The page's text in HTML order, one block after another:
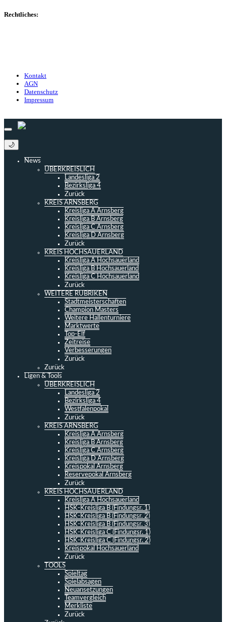
Rechtliches:
Kontakt
AGN
Datenschutz
Impressum
🌙
News
ÜBERKREISLICH
Landesliga 2
Bezirksliga 4
Zurück
KREIS ARNSBERG
Kreisliga A Arnsberg
Kreisliga B Arnsberg
Kreisliga C Arnsberg
Kreisliga D Arnsberg
Zurück
KREIS HOCHSAUERLAND
Kreisliga A Hochsauerland
Kreisliga B Hochsauerland
Kreisliga C Hochsauerland
Zurück
WEITERE RUBRIKEN
Stadtmeisterschaften
Champion Masters
Weitere Hallenturniere
Marktwerte
Top-Elf
Zeitreise
Verbesserungen
Zurück
Zurück
Ligen & Tools
ÜBERKREISLICH
Landesliga 2
Bezirksliga 4
Westfalenpokal
Zurück
KREIS ARNSBERG
Kreisliga A Arnsberg
Kreisliga B Arnsberg
Kreisliga C Arnsberg
Kreisliga D Arnsberg
Kreispokal Arnsberg
Reservepokal Arnsberg
Zurück
KREIS HOCHSAUERLAND
Kreisliga A Hochsauerland
HSK-Kreisliga B (Findungsr. 1)
HSK-Kreisliga B (Findungsr. 2)
HSK-Kreisliga B (Findungsr. 3)
HSK-Kreisliga C (Findungsr. 1)
HSK-Kreisliga C (Findungsr. 2)
Kreispokal Hochsauerland
Zurück
TOOLS
Spieltag
Spielabsagen
Neuansetzungen
Teamvergleich
Merkliste
Zurück